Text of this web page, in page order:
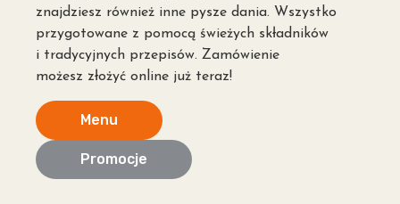
znajdziesz również inne pysze dania. Wszystko
przygotowane z pomocą świeżych składników
i tradycyjnych przepisów. Zamówienie
możesz złożyć online już teraz!
Menu
Promocje